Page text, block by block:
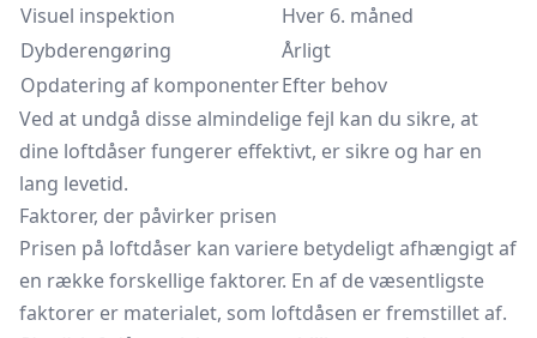
Visuel inspektion
Hver 6. måned
Dybderengøring
Årligt
Opdatering af komponenterEfter behov
Ved at undgå disse almindelige fejl kan du sikre, at
dine loftdåser fungerer effektivt, er sikre og har en
lang levetid.
Faktorer, der påvirker prisen
Prisen på loftdåser kan variere betydeligt afhængigt af
en række forskellige faktorer. En af de væsentligste
faktorer er materialet, som loftdåsen er fremstillet af.